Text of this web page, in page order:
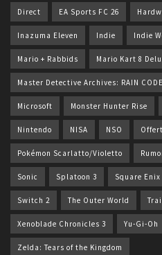
Direct EA Sports FC 26
Inazuma Eleven Indie Indie
Mario + Rabbids Mario Kart 8
Master Detective Archives: RAIN CODE
Microsoft Monster Hunter Rise
Nintendo NISA NSO
Pokémon Scarlatto/Violetto
Sonic Splatoon 3 Square Enix
Switch 2 The Outer World
Xenoblade Chronicles 3 Yu-Gi-Oh
Zelda: Tears of the Kingdom